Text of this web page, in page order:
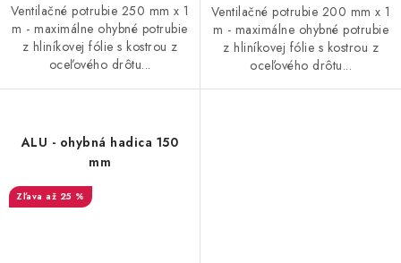
Ventilačné potrubie 250 mm x 1
m - maximálne ohybné potrubie
z hliníkovej fólie s kostrou z
oceľového drôtu...
Ventilačné potrubie 200 mm x 1
m - maximálne ohybné potrubie
z hliníkovej fólie s kostrou z
oceľového drôtu...
ALU - ohybná hadica 150
mm
až 25 %